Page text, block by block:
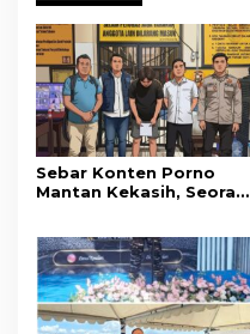
Sebar Konten Porno
Mantan Kekasih, Seorang